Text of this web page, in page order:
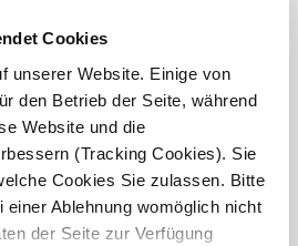
Cookies
unserer Website. Einige von
den Betrieb der Seite, während
Website und die
(Tracking Cookies). Sie
Cookies Sie zulassen. Bitte
einer Ablehnung womöglich nicht
der Seite zur Verfügung
für die Seniorenpflege. Bei
sommerlicher...